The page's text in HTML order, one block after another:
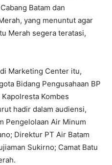
Batam dan
yang menuntut agar
Merah segera teratasi,
Marketing Center itu,
Bidang Pengusahaan BP
Kapolresta Kombes
hadir dalam audiensi,
Pengelolaan Air Minum
Direktur PT Air Batam
Sukirno; Camat Batu